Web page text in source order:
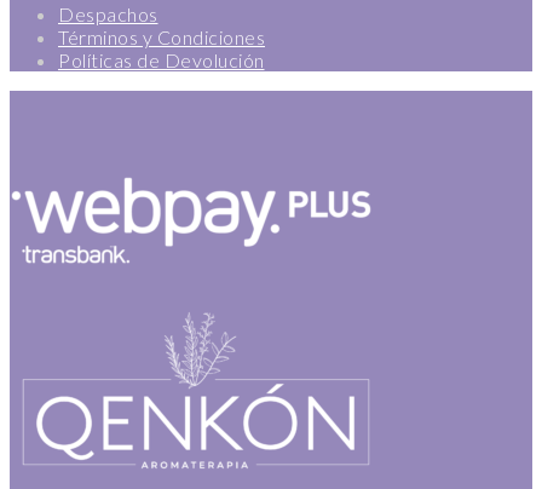
Despachos
Términos y Condiciones
Políticas de Devolución